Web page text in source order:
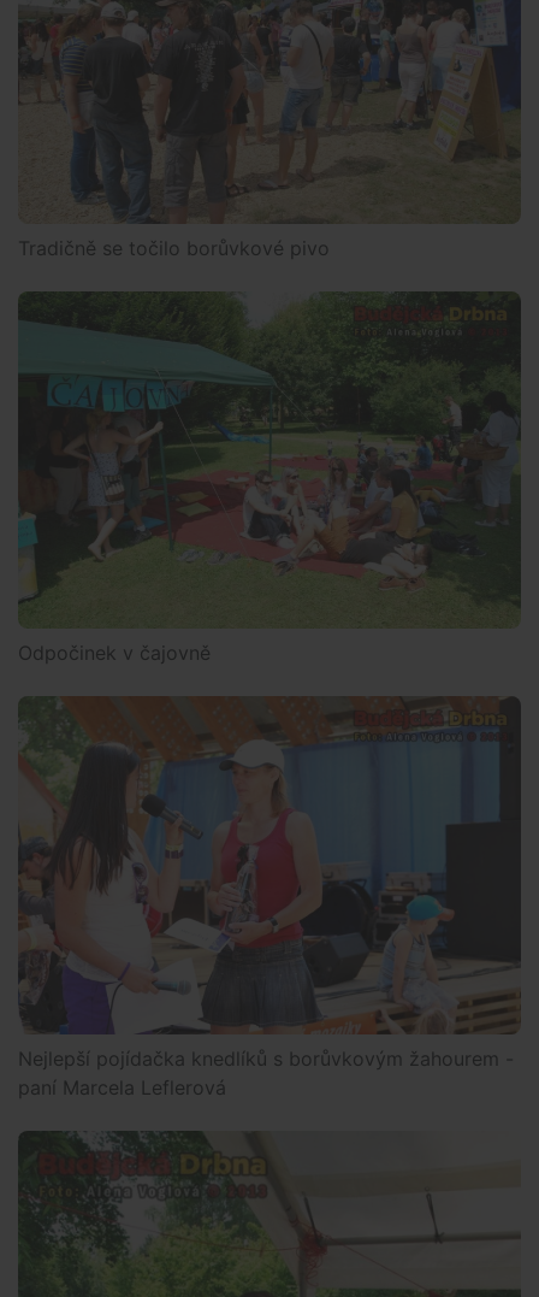
Tradičně se točilo borůvkové pivo
Odpočinek v čajovně
Nejlepší pojídačka knedlíků s borůvkovým žahourem -
paní Marcela Leflerová